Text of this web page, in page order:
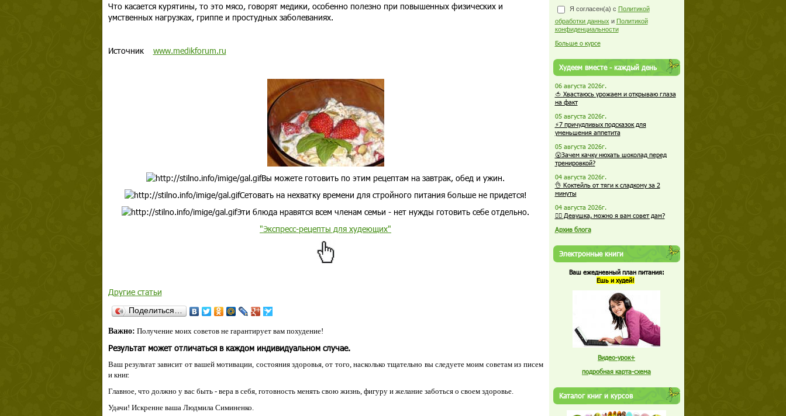
Что касается курятины, то это мясо, говорят медики, особенно полезно при повышенных физических и
умственных нагрузках, гриппе и простудных заболеваниях.
Источник www.medikforum.ru
Вы можете готовить по этим рецептам на завтрак, обед и ужин.
Сетовать на нехватку времени для стройного питания больше не придется!
Эти блюда нравятся всем членам семьи - нет нужды готовить себе отдельно.
"Экспресс-рецепты для худеющих"
Другие статьи
Поделиться…
Важно: Получение моих советов не гарантирует вам похудение!
Результат может отличаться в каждом индивидуальном случае.
Ваш результат зависит от вашей мотивации, состояния здоровья, от того, насколько тщательно вы следуете моим советам из писем
и книг.
Главное, что должно у вас быть - вера в себя, готовность менять свою жизнь, фигуру и желание заботься о своем здоровье.
Удачи! Искренне ваша Людмила Симиненко.
Я согласен(а) с Политикой
обработки данных и Политикой
конфиденциальности
Больше о курсе
Худеем вместе - каждый день
06 августа 2026г.
🍅 Хвастаюсь урожаем и открываю глаза
на факт
05 августа 2026г.
⚡7 причудливых подсказок для
уменьшения аппетита
05 августа 2026г.
😮Зачем качку нюхать шоколад перед
тренировкой?
04 августа 2026г.
👌 Коктейль от тяги к сладкому за 2
минуты
04 августа 2026г.
🏋️‍♀️ Девушка, можно я вам совет дам?
Архив блога
Электронные книги
Ваш ежедневный план питания:
Ешь и худей!
Видео-урок+
подробная карта-схема
Каталог книг и курсов